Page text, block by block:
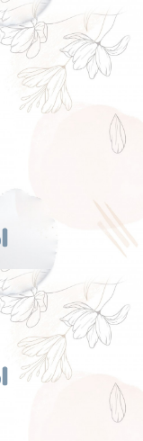
Перейти
к
содержанию